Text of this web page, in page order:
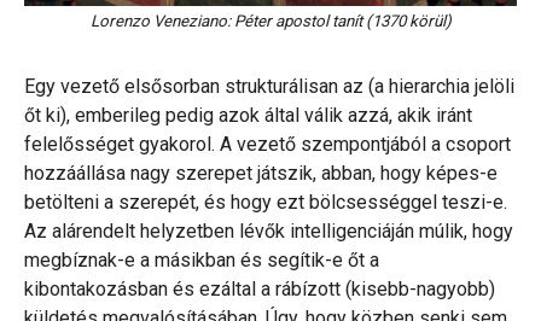
Lorenzo Veneziano: Péter apostol tanít (1370 körül)
Egy vezető elsősorban strukturálisan az (a hierarchia jelöli
őt ki), emberileg pedig azok által válik azzá, akik iránt
felelősséget gyakorol. A vezető szempontjából a csoport
hozzáállása nagy szerepet játszik, abban, hogy képes-e
betölteni a szerepét, és hogy ezt bölcsességgel teszi-e.
Az alárendelt helyzetben lévők intelligenciáján múlik, hogy
megbíznak-e a másikban és segítik-e őt a
kibontakozásban és ezáltal a rábízott (kisebb-nagyobb)